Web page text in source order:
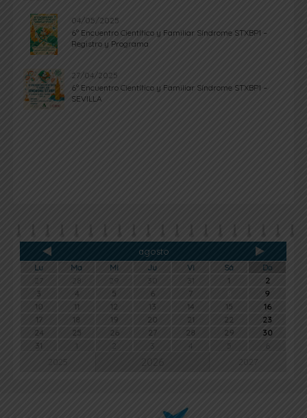
04/05/2025
6º Encuentro Científico y Familiar Síndrome STXBP1 –
Registro y Programa
27/04/2025
6º Encuentro Científico y Familiar Síndrome STXBP1 –
SEVILLA
agosto
Lu Ma Mi Ju Vi Sá
Do
27
28 29 30 31 1
2
3
4 5 6 7
9
10
11 12 13 14 15
16
17
18 19 20 21 22
23
24
25 26 27 28 29
30
31
2 3 4 5 6
2025 2027